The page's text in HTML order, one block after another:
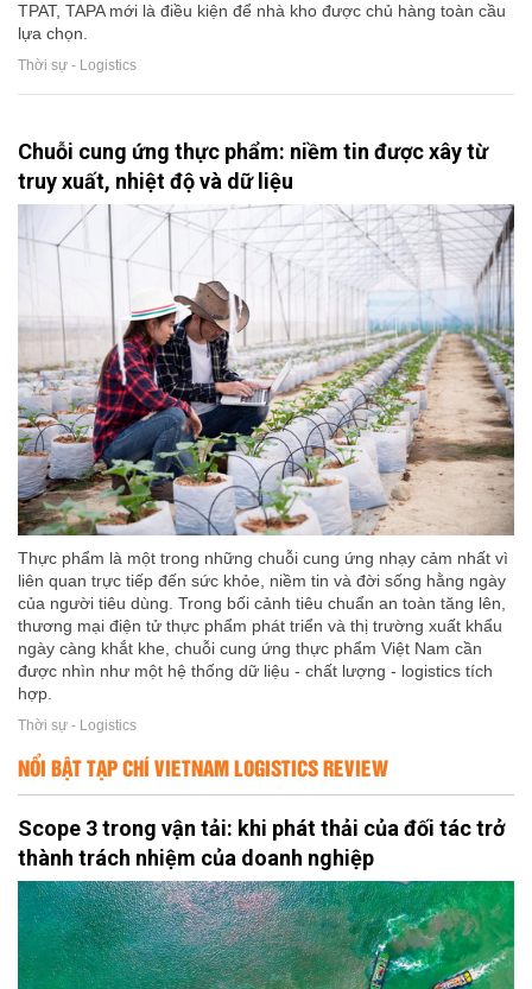
TPAT, TAPA mới là điều kiện để nhà kho được chủ hàng toàn cầu
lựa chọn.
Thời sự - Logistics
Chuỗi cung ứng thực phẩm: niềm tin được xây từ
truy xuất, nhiệt độ và dữ liệu
Thực phẩm là một trong những chuỗi cung ứng nhạy cảm nhất vì
liên quan trực tiếp đến sức khỏe, niềm tin và đời sống hằng ngày
của người tiêu dùng. Trong bối cảnh tiêu chuẩn an toàn tăng lên,
thương mại điện tử thực phẩm phát triển và thị trường xuất khẩu
ngày càng khắt khe, chuỗi cung ứng thực phẩm Việt Nam cần
được nhìn như một hệ thống dữ liệu - chất lượng - logistics tích
hợp.
Thời sự - Logistics
NỔI BẬT TẠP CHÍ VIETNAM LOGISTICS REVIEW
Scope 3 trong vận tải: khi phát thải của đối tác trở
thành trách nhiệm của doanh nghiệp